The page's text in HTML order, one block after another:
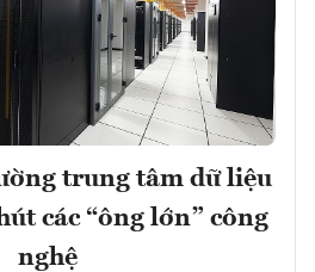
trung tâm dữ liệu
các “ông lớn” công
nghệ